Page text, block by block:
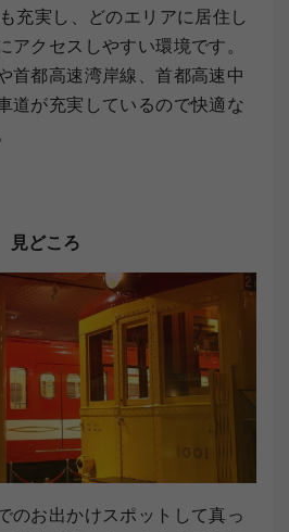
充実し、どのエリアに居住し
アクセスしやすい環境です。
首都高速湾岸線、首都高速中
道が充実しているので快適な
見どころ
のお出かけスポットして真っ